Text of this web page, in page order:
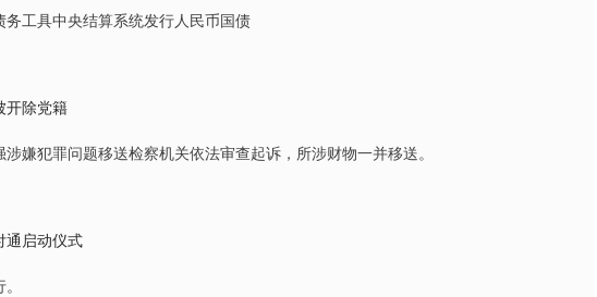
工具中央结算系统发行人民币国债
开除党籍
嫌犯罪问题移送检察机关依法审查起诉，所涉财物一并移送。
通启动仪式